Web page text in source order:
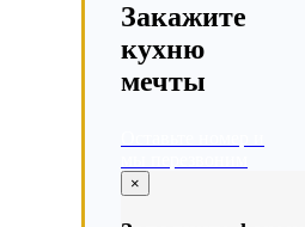
Закажите
кухню
мечты
×